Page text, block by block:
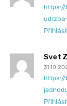
https://
Svet
https://